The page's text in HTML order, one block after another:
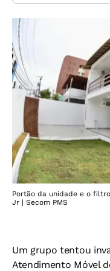
Portão da unidade e o
Jr | Secom PMS
Um grupo tentou
Atendimento Móvel